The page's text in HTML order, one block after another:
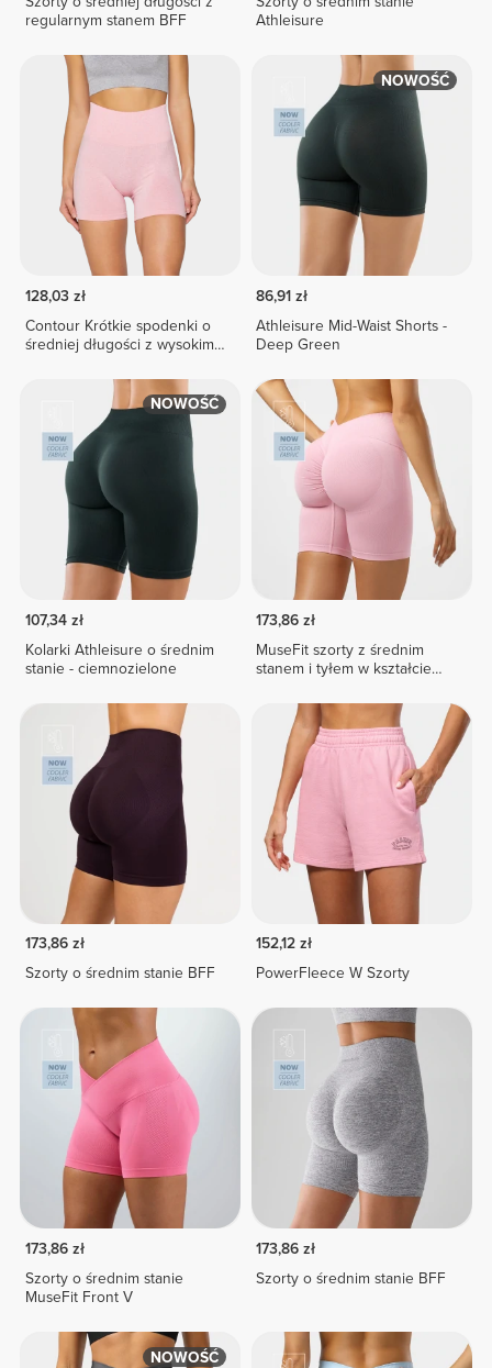
regularnym stanem BFF
Athleisure
128,03 zł
Contour Krótkie spodenki o
średniej długości z wysokim
NOWOŚĆ
86,91 zł
Athleisure Mid-Waist Shorts -
Deep Green
NOWOŚĆ
107,34 zł
Kolarki Athleisure o średnim
stanie - ciemnozielone
173,86 zł
MuseFit szorty z średnim
stanem i tyłem w kształcie
173,86 zł
Szorty o średnim stanie BFF
152,12 zł
PowerFleece W Szorty
173,86 zł
Szorty o średnim stanie
MuseFit Front V
173,86 zł
Szorty o średnim stanie BFF
NOWOŚĆ